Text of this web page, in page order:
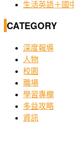
生活英語＋國
CATEGORY
深度報導
人物
校園
職場
學習專欄
多益攻略
資訊